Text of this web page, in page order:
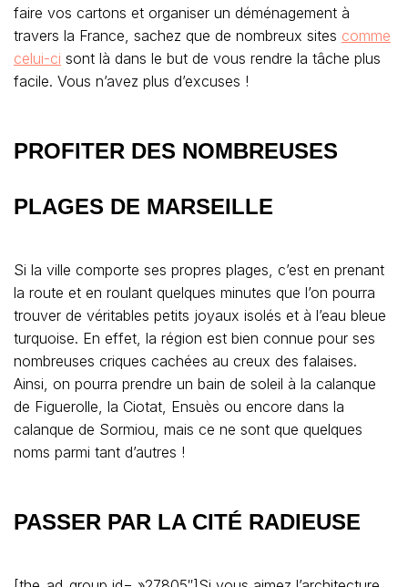
faire vos cartons et organiser un déménagement à
travers la France, sachez que de nombreux sites comme
celui-ci sont là dans le but de vous rendre la tâche plus
facile. Vous n’avez plus d’excuses !
PROFITER DES NOMBREUSES
PLAGES DE MARSEILLE
Si la ville comporte ses propres plages, c’est en prenant
la route et en roulant quelques minutes que l’on pourra
trouver de véritables petits joyaux isolés et à l’eau bleue
turquoise. En effet, la région est bien connue pour ses
nombreuses criques cachées au creux des falaises.
Ainsi, on pourra prendre un bain de soleil à la calanque
de Figuerolle, la Ciotat, Ensuès ou encore dans la
calanque de Sormiou, mais ce ne sont que quelques
noms parmi tant d’autres !
PASSER PAR LA CITÉ RADIEUSE